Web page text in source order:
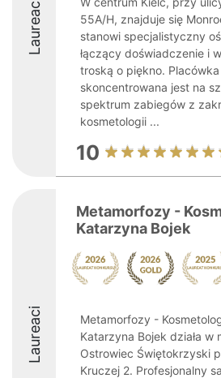
Laureaci
55A/H, znajduje się
stanowi specjalistyczny
łączący doświadczenie i
troską o piękno. Placówka
skoncentrowana jest na
spektrum zabiegów z
kosmetologii ...
10
Laureaci
Metamorfozy -
Katarzyna Bojek
Metamorfozy -
Katarzyna Bojek działa w
Ostrowiec Świętokrzyski
Kruczej 2. Profesjonalny